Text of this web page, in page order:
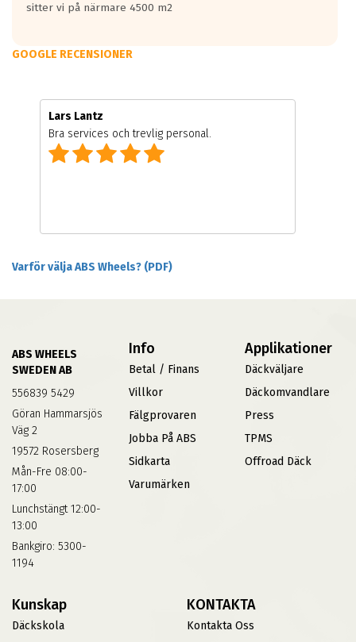
sitter vi på närmare 4500 m2
GOOGLE RECENSIONER
Lars Lantz
Bra services och trevlig personal.
Varför välja ABS Wheels? (PDF)
ABS WHEELS
SWEDEN AB
556839 5429
Göran Hammarsjös
Väg 2
19572 Rosersberg
Mån-Fre 08:00-
17:00
Lunchstängt 12:00-
13:00
Bankgiro: 5300-
1194
Info
Betal / Finans
Villkor
Fälgprovaren
Jobba På ABS
Sidkarta
Varumärken
Applikationer
Däckväljare
Däckomvandlare
Press
TPMS
Offroad Däck
Kunskap
Däckskola
KONTAKTA
Kontakta Oss